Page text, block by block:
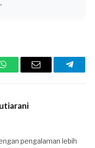
Tier
WhatsAppEmail
pengalaman lebih